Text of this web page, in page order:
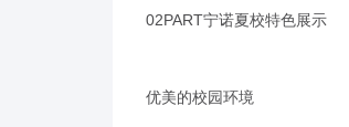
02PART宁诺夏校特色展示
优美的校园环境